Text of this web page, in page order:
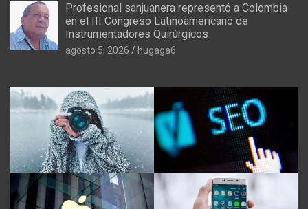
Profesional sanjuanera representó a Colombia
en el III Congreso Latinoamericano de
Instrumentadores Quirúrgicos
agosto 5, 2026 hugaga6